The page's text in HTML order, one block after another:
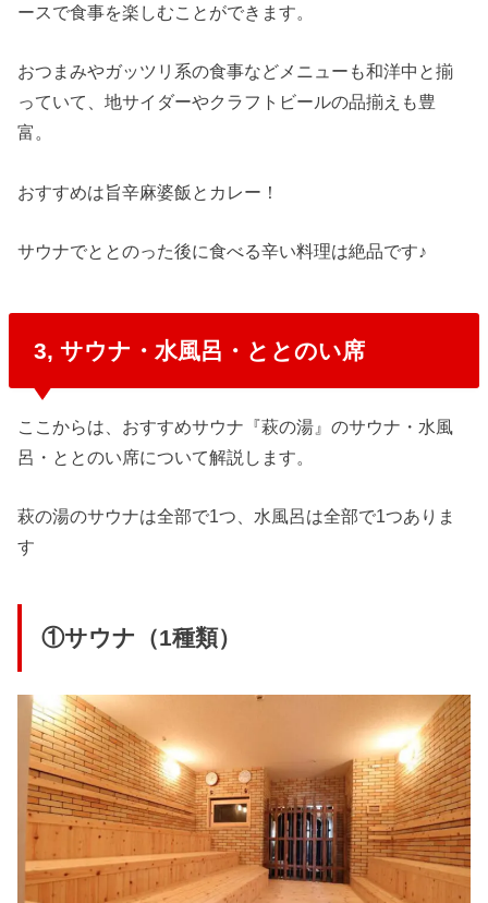
ースで食事を楽しむことができます。
おつまみやガッツリ系の食事などメニューも和洋中と揃
っていて、地サイダーやクラフトビールの品揃えも豊
富。
おすすめは旨辛麻婆飯とカレー！
サウナでととのった後に食べる辛い料理は絶品です♪
3, サウナ・水風呂・ととのい席
ここからは、おすすめサウナ『萩の湯』のサウナ・水風
呂・ととのい席について解説します。
萩の湯のサウナは全部で1つ、水風呂は全部で1つありま
す
①サウナ（1種類）